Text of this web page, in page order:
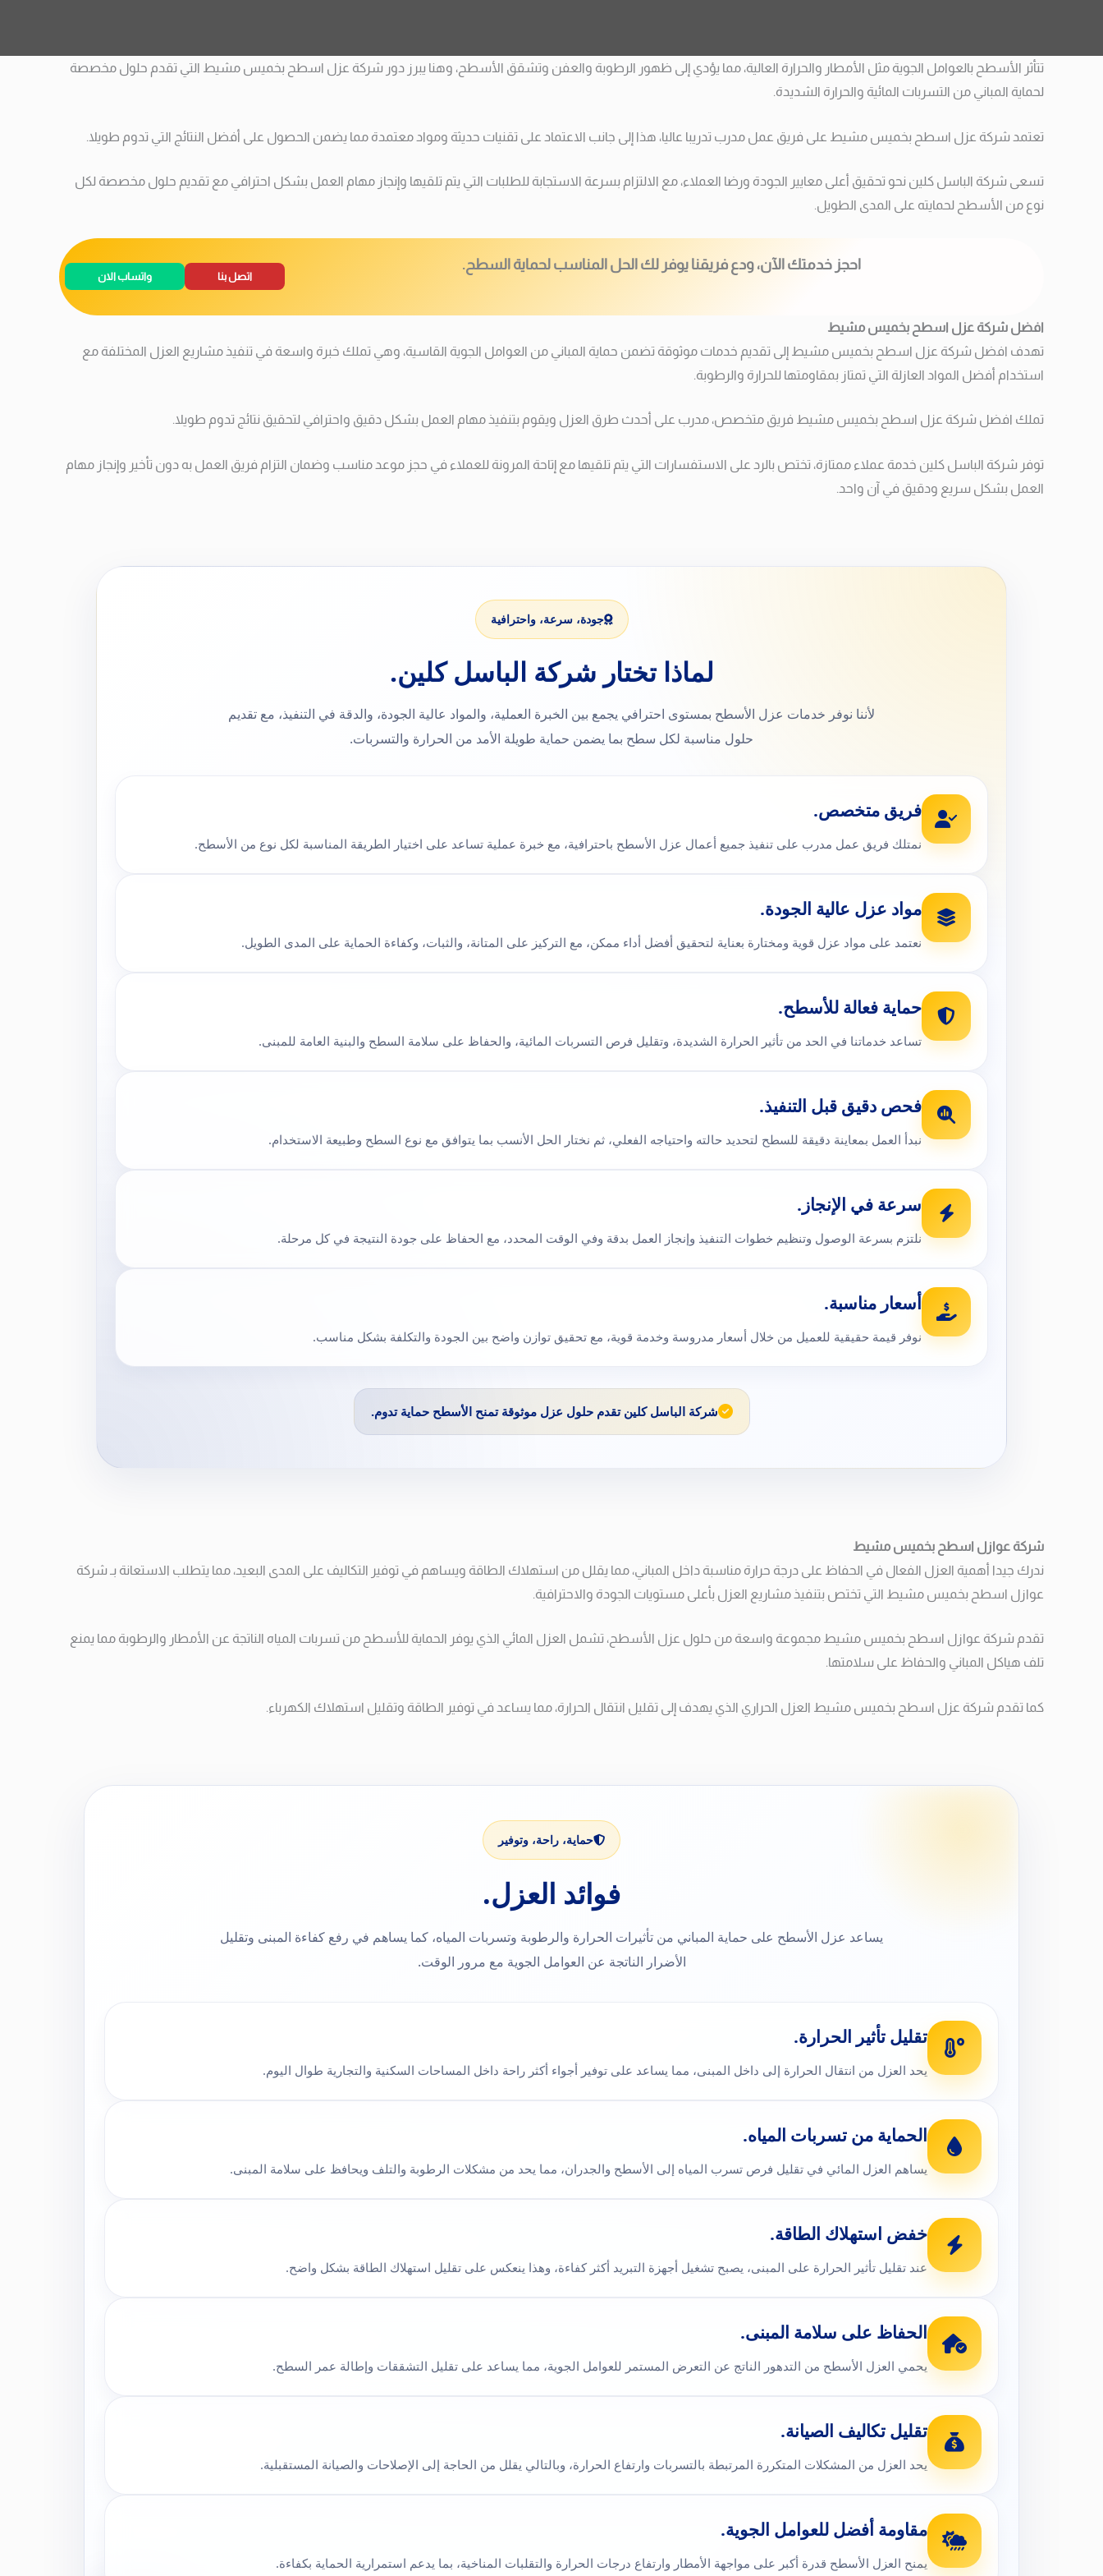
تتأثر الأسطح بالعوامل الجوية مثل الأمطار والحرارة العالية، مما يؤدي إلى ظهور الرطوبة والعفن وتشقق الأسطح، وهنا يبرز دور شركة عزل اسطح بخميس مشيط التي تقدم حلول مخصصة
لحماية المباني من التسربات المائية والحرارة الشديدة.
تعتمد شركة عزل اسطح بخميس مشيط على فريق عمل مدرب تدريبا عاليا، هذا إلى جانب الاعتماد على تقنيات حديثة ومواد معتمدة مما يضمن الحصول على أفضل النتائج التي تدوم طويلا.
تسعى شركة الباسل كلين نحو تحقيق أعلى معايير الجودة ورضا العملاء، مع الالتزام بسرعة الاستجابة للطلبات التي يتم تلقيها وإنجاز مهام العمل بشكل احترافي مع تقديم حلول مخصصة لكل
نوع من الأسطح لحمايته على المدى الطويل.
احجز خدمتك الآن، ودع فريقنا يوفر لك الحل المناسب لحماية السطح.
اتصل بنا واتساب الان
افضل شركة عزل اسطح بخميس مشيط
تهدف افضل شركة عزل اسطح بخميس مشيط إلى تقديم خدمات موثوقة تضمن حماية المباني من العوامل الجوية القاسية، وهي تملك خبرة واسعة في تنفيذ مشاريع العزل المختلفة مع
استخدام أفضل المواد العازلة التي تمتاز بمقاومتها للحرارة والرطوبة.
تملك افضل شركة عزل اسطح بخميس مشيط فريق متخصص، مدرب على أحدث طرق العزل ويقوم بتنفيذ مهام العمل بشكل دقيق واحترافي لتحقيق نتائج تدوم طويلا.
توفر شركة الباسل كلين خدمة عملاء ممتازة، تختص بالرد على الاستفسارات التي يتم تلقيها مع إتاحة المرونة للعملاء في حجز موعد مناسب وضمان التزام فريق العمل به دون تأخير وإنجاز مهام
العمل بشكل سريع ودقيق في آن واحد.
جودة، سرعة، واحترافية
لماذا تختار شركة الباسل كلين.
لأننا نوفر خدمات عزل الأسطح بمستوى احترافي يجمع بين الخبرة العملية، والمواد عالية الجودة، والدقة في التنفيذ، مع تقديم
حلول مناسبة لكل سطح بما يضمن حماية طويلة الأمد من الحرارة والتسربات.
فريق متخصص.
نمتلك فريق عمل مدرب على تنفيذ جميع أعمال عزل الأسطح باحترافية، مع خبرة عملية تساعد على اختيار الطريقة المناسبة لكل نوع من الأسطح.
مواد عزل عالية الجودة.
نعتمد على مواد عزل قوية ومختارة بعناية لتحقيق أفضل أداء ممكن، مع التركيز على المتانة، والثبات، وكفاءة الحماية على المدى الطويل.
حماية فعالة للأسطح.
تساعد خدماتنا في الحد من تأثير الحرارة الشديدة، وتقليل فرص التسربات المائية، والحفاظ على سلامة السطح والبنية العامة للمبنى.
فحص دقيق قبل التنفيذ.
نبدأ العمل بمعاينة دقيقة للسطح لتحديد حالته واحتياجه الفعلي، ثم نختار الحل الأنسب بما يتوافق مع نوع السطح وطبيعة الاستخدام.
سرعة في الإنجاز.
نلتزم بسرعة الوصول وتنظيم خطوات التنفيذ وإنجاز العمل بدقة وفي الوقت المحدد، مع الحفاظ على جودة النتيجة في كل مرحلة.
أسعار مناسبة.
نوفر قيمة حقيقية للعميل من خلال أسعار مدروسة وخدمة قوية، مع تحقيق توازن واضح بين الجودة والتكلفة بشكل مناسب.
شركة الباسل كلين تقدم حلول عزل موثوقة تمنح الأسطح حماية تدوم.
شركة عوازل اسطح بخميس مشيط
ندرك جيدا أهمية العزل الفعال في الحفاظ على درجة حرارة مناسبة داخل المباني، مما يقلل من استهلاك الطاقة ويساهم في توفير التكاليف على المدى البعيد، مما يتطلب الاستعانة بـ شركة
عوازل اسطح بخميس مشيط التي تختص بتنفيذ مشاريع العزل بأعلى مستويات الجودة والاحترافية.
تقدم شركة عوازل اسطح بخميس مشيط مجموعة واسعة من حلول عزل الأسطح، تشمل العزل المائي الذي يوفر الحماية للأسطح من تسربات المياه الناتجة عن الأمطار والرطوبة مما يمنع
تلف هياكل المباني والحفاظ على سلامتها.
كما تقدم شركة عزل اسطح بخميس مشيط العزل الحراري الذي يهدف إلى تقليل انتقال الحرارة، مما يساعد في توفير الطاقة وتقليل استهلاك الكهرباء.
حماية، راحة، وتوفير
فوائد العزل.
يساعد عزل الأسطح على حماية المباني من تأثيرات الحرارة والرطوبة وتسربات المياه، كما يساهم في رفع كفاءة المبنى وتقليل
الأضرار الناتجة عن العوامل الجوية مع مرور الوقت.
تقليل تأثير الحرارة.
يحد العزل من انتقال الحرارة إلى داخل المبنى، مما يساعد على توفير أجواء أكثر راحة داخل المساحات السكنية والتجارية طوال اليوم.
الحماية من تسربات المياه.
يساهم العزل المائي في تقليل فرص تسرب المياه إلى الأسطح والجدران، مما يحد من مشكلات الرطوبة والتلف ويحافظ على سلامة المبنى.
خفض استهلاك الطاقة.
عند تقليل تأثير الحرارة على المبنى، يصبح تشغيل أجهزة التبريد أكثر كفاءة، وهذا ينعكس على تقليل استهلاك الطاقة بشكل واضح.
الحفاظ على سلامة المبنى.
يحمي العزل الأسطح من التدهور الناتج عن التعرض المستمر للعوامل الجوية، مما يساعد على تقليل التشققات وإطالة عمر السطح.
تقليل تكاليف الصيانة.
يحد العزل من المشكلات المتكررة المرتبطة بالتسربات وارتفاع الحرارة، وبالتالي يقلل من الحاجة إلى الإصلاحات والصيانة المستقبلية.
مقاومة أفضل للعوامل الجوية.
يمنح العزل الأسطح قدرة أكبر على مواجهة الأمطار وارتفاع درجات الحرارة والتقلبات المناخية، بما يدعم استمرارية الحماية بكفاءة.